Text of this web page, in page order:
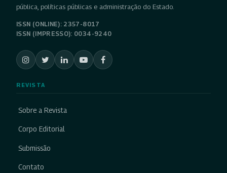
pública, políticas públicas e administração do Estado.
ISSN (ONLINE): 2357-8017
ISSN (IMPRESSO): 0034-9240
REVISTA
Sobre a Revista
Corpo Editorial
Submissão
Contato